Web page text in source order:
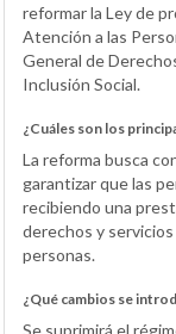
reformar la Ley de
Atención a las
General de
Inclusión Social.
¿Cuáles son los
La reforma busca
garantizar que las
recibiendo una
derechos y servicios
personas.
¿Qué cambios se
Se suprimirá el